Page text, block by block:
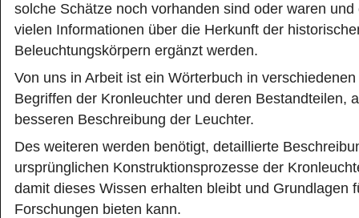
solche Schätze noch vorhanden sind oder waren
vielen Informationen über die Herkunft der
Beleuchtungskörpern ergänzt werden.
Von uns in Arbeit ist ein Wörterbuch in
Begriffen der Kronleuchter und deren Bestandteilen,
besseren Beschreibung der Leuchter.
Des weiteren werden benötigt, detaillierte
ursprünglichen Konstruktionsprozesse der
damit dieses Wissen erhalten bleibt und Grundlagen
Forschungen bieten kann.